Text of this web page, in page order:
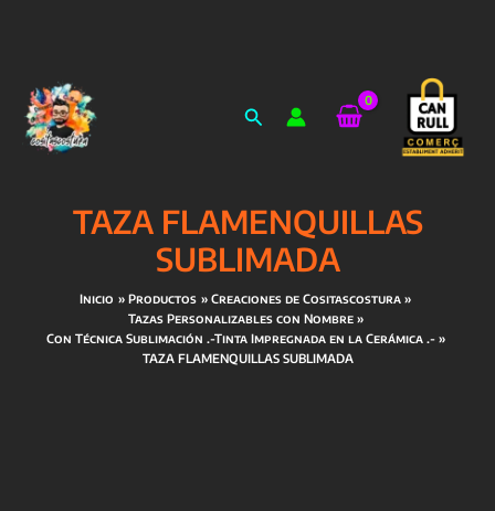
contenido
Buscar
TAZA FLAMENQUILLAS
SUBLIMADA
Inicio Productos
Creaciones de Cositascostura
Tazas Personalizables con Nombre
Con Técnica Sublimación .-Tinta Impregnada en la Cerámica .-
TAZA FLAMENQUILLAS SUBLIMADA